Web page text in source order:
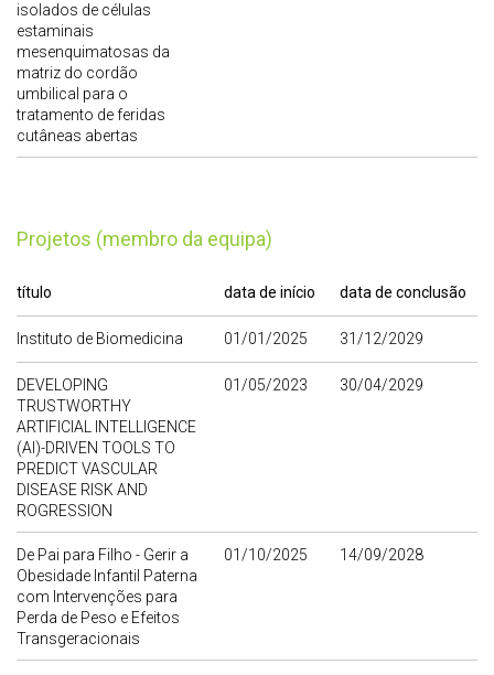
isolados de células
estaminais
mesenquimatosas da
matriz do cordão
umbilical para o
tratamento de feridas
cutâneas abertas
Projetos (membro da equipa)
título data de início data de conclusão
Instituto de Biomedicina 01/01/2025 31/12/2029
DEVELOPING
TRUSTWORTHY
ARTIFICIAL INTELLIGENCE
(AI)-DRIVEN TOOLS TO
PREDICT VASCULAR
DISEASE RISK AND
ROGRESSION
01/05/2023 30/04/2029
De Pai para Filho - Gerir a
Obesidade Infantil Paterna
com Intervenções para
Perda de Peso e Efeitos
Transgeracionais
01/10/2025 14/09/2028